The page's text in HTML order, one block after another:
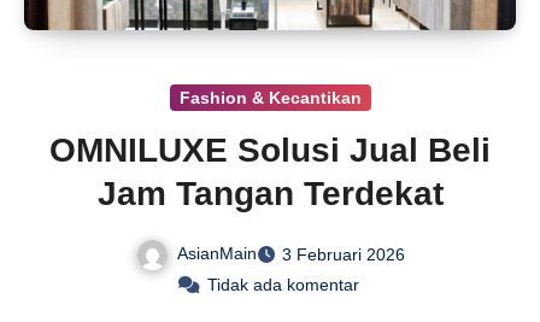
Fashion & Kecantikan
OMNILUXE Solusi Jual Beli
Jam Tangan Terdekat
AsianMain
3 Februari 2026
Tidak ada komentar